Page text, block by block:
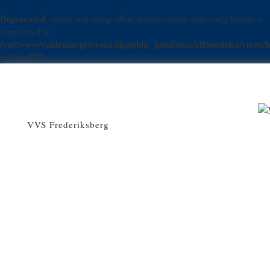
Deprecated: Array and string offset access syntax with curly braces is
deprecated in
/var/www/valdemarpetersen.dk/public_html/sites/all/modules/
on line272
VVS Frederiksberg